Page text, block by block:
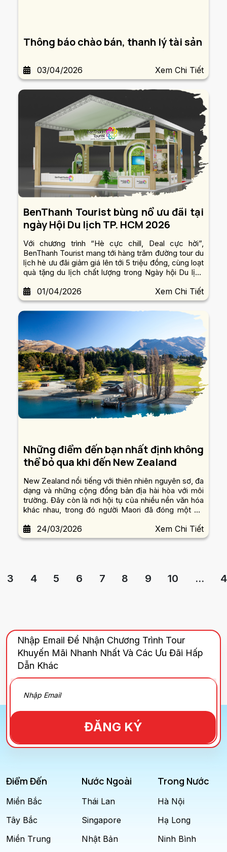
Thông báo chào bán, thanh lý tài sản
03/04/2026 Xem Chi Tiết
BenThanh Tourist bùng nổ ưu đãi tại
ngày Hội Du lịch TP. HCM 2026
Với chương trình “Hè cực chill, Deal cực hời”,
BenThanh Tourist mang tới hàng trăm đường tour du
lịch hè ưu đãi giảm giá lên tới 5 triệu đồng, cùng loạt
quà tặng du lịch chất lượng trong Ngày hội Du lịch
01/04/2026 Xem Chi Tiết
Những điểm đến bạn nhất định không
thể bỏ qua khi đến New Zealand
New Zealand nổi tiếng với thiên nhiên nguyên sơ, đa
dạng và những cộng đồng bản địa hài hòa với môi
trường. Đây còn là nơi hội tụ của nhiều nền văn hóa
khác nhau, trong đó người Maori đã đóng một vai
Du khách đến New Zealand sẽ cảm nhận được sự
yên b...
24/03/2026 Xem Chi Tiết
3 4 5 6 7 8 9 10 ...
Nhập Email Để Nhận Chương Trình Tour
Khuyến Mãi Nhanh Nhất Và Các Ưu Đãi Hấp
Dẫn Khác
ĐĂNG KÝ
Điểm Đến
Miền Bắc
Tây Bắc
Miền Trung
Nước Ngoài
Thái Lan
Singapore
Nhật Bản
Trong Nước
Hà Nội
Hạ Long
Ninh Bình